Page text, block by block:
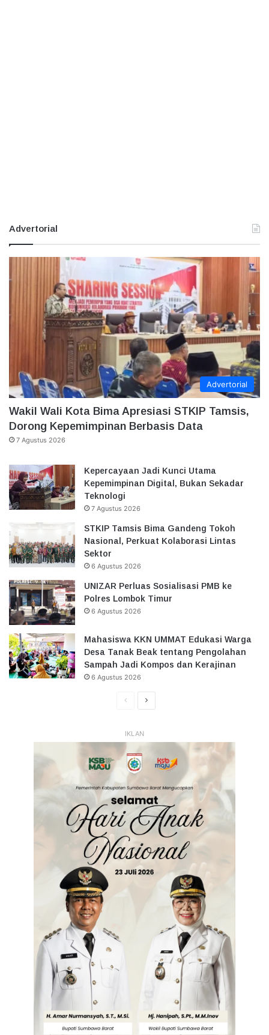
Advertorial
Advertorial
Wakil Wali Kota Bima Apresiasi STKIP Tamsis,
Dorong Kepemimpinan Berbasis Data
7 Agustus 2026
Kepercayaan Jadi Kunci Utama
Kepemimpinan Digital, Bukan Sekadar
Teknologi
7 Agustus 2026
STKIP Tamsis Bima Gandeng Tokoh
Nasional, Perkuat Kolaborasi Lintas
Sektor
6 Agustus 2026
UNIZAR Perluas Sosialisasi PMB ke
Polres Lombok Timur
6 Agustus 2026
Mahasiswa KKN UMMAT Edukasi Warga
Desa Tanak Beak tentang Pengolahan
Sampah Jadi Kompos dan Kerajinan
6 Agustus 2026
HalamanHalaman
IKLAN